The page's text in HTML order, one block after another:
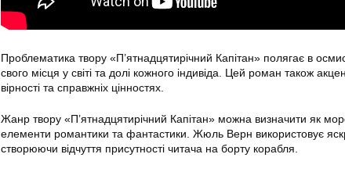
Проблематика твору «П’ятнадцятирічний Капітан» полягає в
свого місця у світі та долі кожного індивіда. Цей роман також
вірності та справжніх цінностях.
Жанр твору «П’ятнадцятирічний Капітан» можна визначити як
елементи романтики та фантастики. Жюль Верн використовує
створюючи відчуття присутності читача на борту корабля.